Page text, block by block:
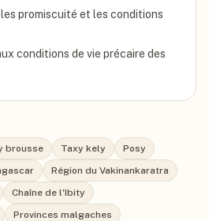
promiscuité et les conditions
conditions de vie précaire des
brousse Taxy kely
Posy
Région du Vakinankaratra
Chaîne de l'Ibity
Provinces malgaches